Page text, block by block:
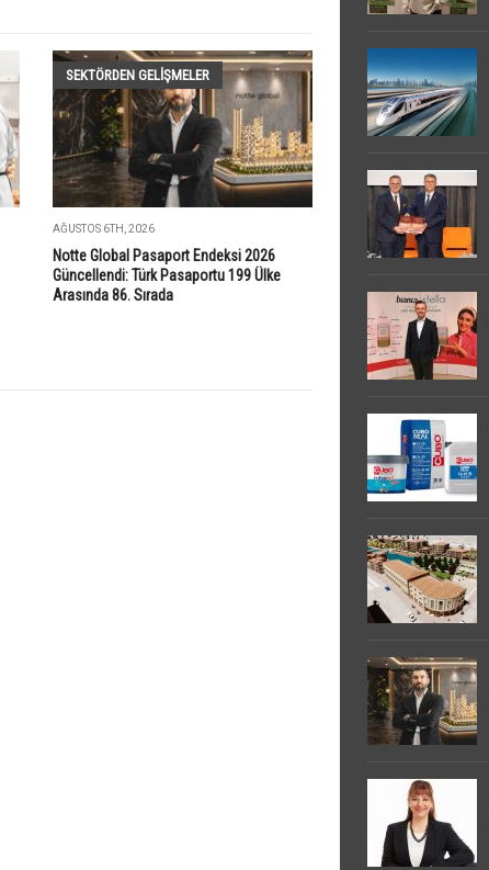
SEKTÖRDEN GELIŞMELER
AĞUSTOS 6TH, 2026
Notte Global Pasaport Endeksi 2026
Güncellendi: Türk Pasaportu 199 Ülke
Arasında 86. Sırada